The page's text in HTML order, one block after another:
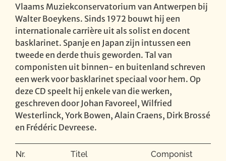
Vlaams Muziekconservatorium van Antwerpen bij
Walter Boeykens. Sinds 1972 bouwt hij een
internationale carrière uit als solist en docent
basklarinet. Spanje en Japan zijn intussen een
tweede en derde thuis geworden. Tal van
componisten uit binnen- en buitenland schreven
een werk voor basklarinet speciaal voor hem. Op
deze CD speelt hij enkele van die werken,
geschreven door Johan Favoreel, Wilfried
Westerlinck, York Bowen, Alain Craens, Dirk Brossé
en Frédéric Devreese.
Nr. Titel Componist